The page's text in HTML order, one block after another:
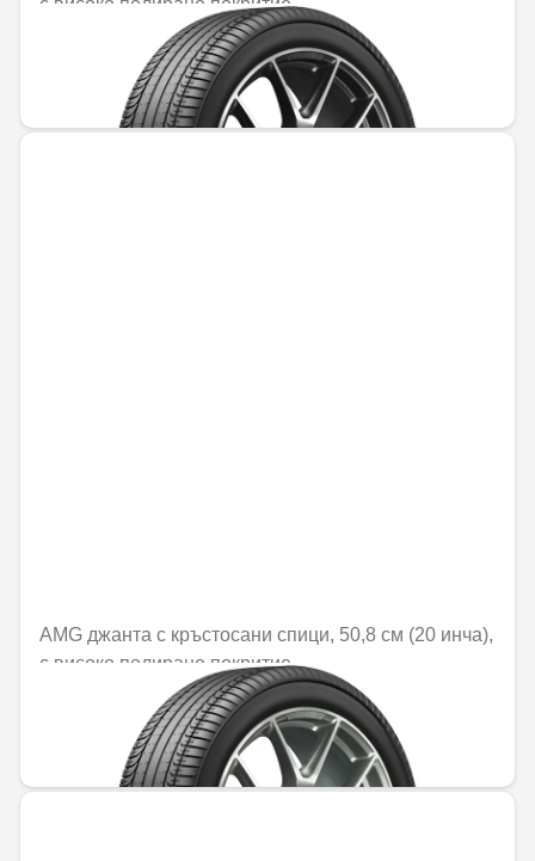
Не е налично онлайн
1421,84 € / 2780,89 лв.
AMG джанта с кръстосани спици, 50,8 см (20 инча),
с високо полирано покритие
Не е налично онлайн
1421,84 € / 2780,89 лв.